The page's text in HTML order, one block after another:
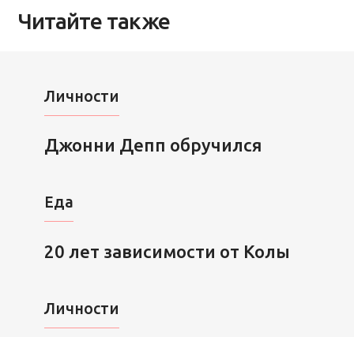
Читайте также
Личности
Джонни Депп обручился
Еда
20 лет зависимости от Колы
Личности